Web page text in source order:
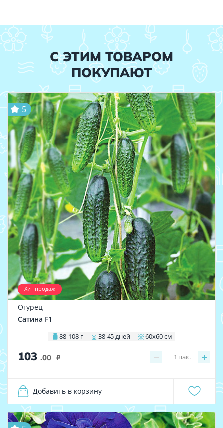
С ЭТИМ ТОВАРОМ
ПОКУПАЮТ
Хит продаж
5
Огурец
Сатина F1
88-108 г 38-45 дней 60х60 см
103 .00 i − +
1 пак.
Добавить в корзину